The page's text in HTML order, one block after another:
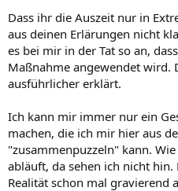
Dass ihr die Auszeit nur in
aus deinen Erlärungen nicht
es bei mir in der Tat so an,
Maßnahme angewendet wird.
ausführlicher erklärt.
Ich kann mir immer nur ein
machen, die ich mir hier aus
"zusammenpuzzeln" kann.
abläuft, da sehen ich nicht
Realität schon mal gravierend